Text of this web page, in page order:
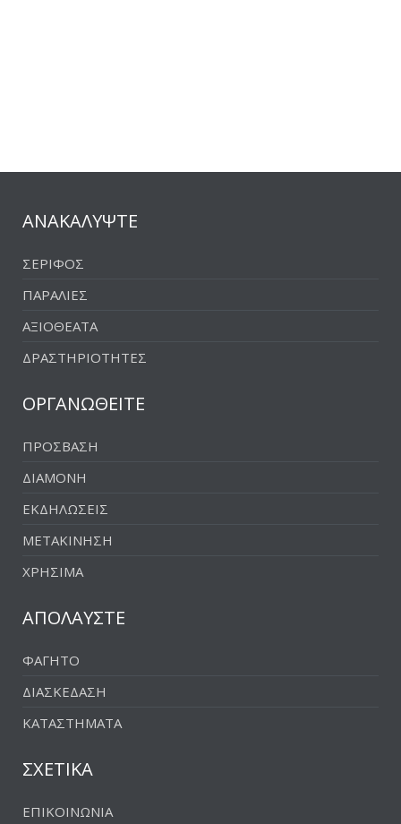
ΑΝΑΚΑΛΥΨΤΕ
ΣΕΡΙΦΟΣ
ΠΑΡΑΛΙΕΣ
ΑΞΙΟΘΕΑΤΑ
ΔΡΑΣΤΗΡΙΟΤΗΤΕΣ
ΟΡΓΑΝΩΘΕΙΤΕ
ΠΡΟΣΒΑΣΗ
ΔΙΑΜΟΝΗ
ΕΚΔΗΛΩΣΕΙΣ
ΜΕΤΑΚΙΝΗΣΗ
ΧΡΗΣΙΜΑ
ΑΠΟΛΑΥΣΤΕ
ΦΑΓΗΤΟ
ΔΙΑΣΚΕΔΑΣΗ
ΚΑΤΑΣΤΗΜΑΤΑ
ΣΧΕΤΙΚΑ
ΕΠΙΚΟΙΝΩΝΙΑ